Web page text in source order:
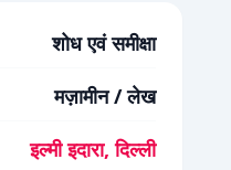
शोध एवं समीक्षा
मज़ामीन / लेख
इल्मी इदारा, दिल्ली